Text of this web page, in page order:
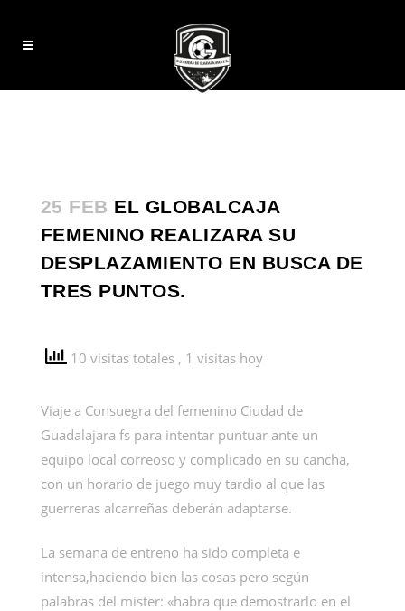
25 FEB EL GLOBALCAJA
FEMENINO REALIZARA SU
DESPLAZAMIENTO EN BUSCA DE
TRES PUNTOS.
10 visitas totales , 1 visitas hoy
Viaje a Consuegra del femenino Ciudad de
Guadalajara fs para intentar puntuar ante un
equipo local correoso y complicado en su cancha,
con un horario de juego muy tardio al que las
guerreras alcarreñas deberán adaptarse.
La semana de entreno ha sido completa e
intensa,haciendo bien las cosas pero según
palabras del mister: «habra que demostrarlo en el